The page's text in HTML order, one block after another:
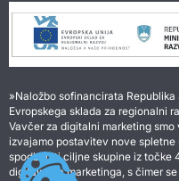
»Naložbo sofinancirata
Evropskega sklada za regionalni
Vavčer za digitalni marketing
izvajamo postavitev nove
spodbuditi ciljne skupine iz točke
digitalnega marketinga, s čimer